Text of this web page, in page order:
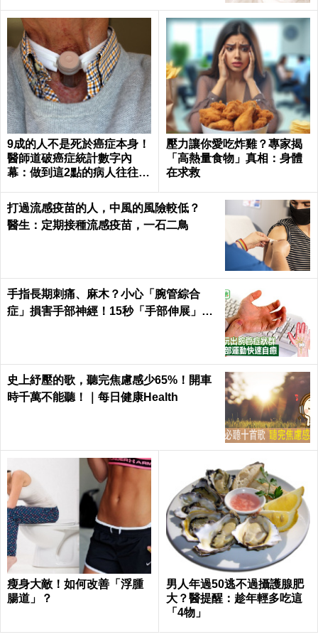
9成的人不是死於癌症本身！
醫師道破癌症統計數字內
幕：做到這2點的病人往往活
壓力讓你愛吃炸雞？專家揭
「高熱量食物」真相：身體
在求救
打過流感疫苗的人，中風的風險較低？
醫生：定期接種流感疫苗，一石二鳥
手指長期刺痛、麻木？小心「腕管綜合
症」損害手部神經！15秒「手部伸展」這
史上紓壓的歌，聽完焦慮感少65%！開車
時千萬不能聽！｜每日健康Health
瘦身大敵！如何改善「浮腫
腸道」？
男人年過50逃不過攝護腺肥
大？醫提醒：趁年輕多吃這
「4物」